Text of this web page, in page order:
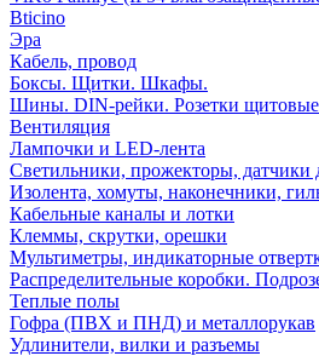
Bticino
Эра
Кабель, провод
Боксы. Щитки. Шкафы.
Шины. DIN-рейки. Розетки
Вентиляция
Лампочки и LED-лента
Светильники, прожекторы, датчики
Изолента, хомуты, наконечники,
Кабельные каналы и лотки
Клеммы, скрутки, орешки
Мультиметры, индикаторные
Распределительные коробки.
Теплые полы
Гофра (ПВХ и ПНД) и металлорукав
Удлинители, вилки и разъемы